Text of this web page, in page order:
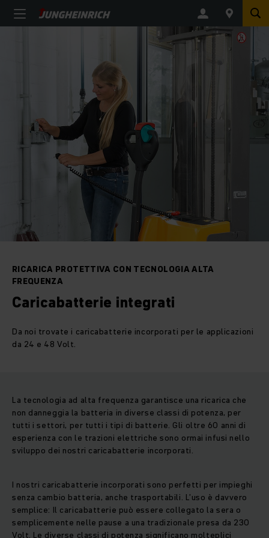
RICARICA PROTETTIVA CON TECNOLOGIA ALTA
FREQUENZA
Caricabatterie integrati
Da noi trovate i caricabatterie incorporati per le applicazioni
da 24 e 48 Volt.
La tecnologia ad alta frequenza garantisce una ricarica che
non danneggia la batteria in diverse classi di potenza, per
tutti i settori, per tutti i tipi di batterie. Gli oltre 60 anni di
esperienza con le trazioni elettriche sono ormai infusi nello
sviluppo dei nostri caricabatterie incorporati.
I nostri caricabatterie incorporati sono perfetti per impieghi
senza cambio batteria, anche trasportabili. L’uso è davvero
semplice: Il caricabatterie può essere collegato la sera o
semplicemente nelle pause a una tradizionale presa da 230
Volt. Le diverse classi di potenza significano molteplici